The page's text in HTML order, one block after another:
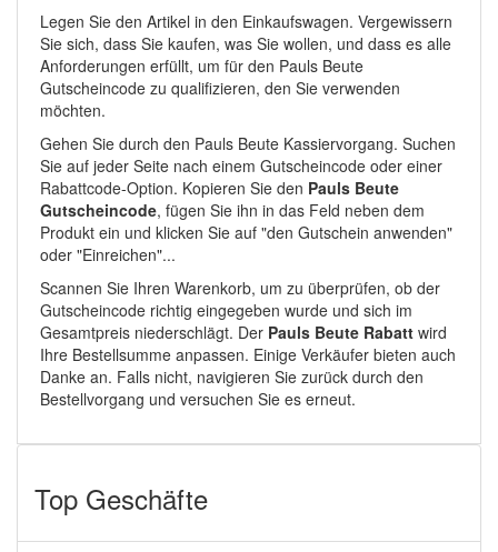
Legen Sie den Artikel in den Einkaufswagen. Vergewissern
Sie sich, dass Sie kaufen, was Sie wollen, und dass es alle
Anforderungen erfüllt, um für den Pauls Beute
Gutscheincode zu qualifizieren, den Sie verwenden
möchten.
Gehen Sie durch den Pauls Beute Kassiervorgang. Suchen
Sie auf jeder Seite nach einem Gutscheincode oder einer
Rabattcode-Option. Kopieren Sie den Pauls Beute
Gutscheincode, fügen Sie ihn in das Feld neben dem
Produkt ein und klicken Sie auf "den Gutschein anwenden"
oder "Einreichen"...
Scannen Sie Ihren Warenkorb, um zu überprüfen, ob der
Gutscheincode richtig eingegeben wurde und sich im
Gesamtpreis niederschlägt. Der Pauls Beute Rabatt wird
Ihre Bestellsumme anpassen. Einige Verkäufer bieten auch
Danke an. Falls nicht, navigieren Sie zurück durch den
Bestellvorgang und versuchen Sie es erneut.
Top Geschäfte